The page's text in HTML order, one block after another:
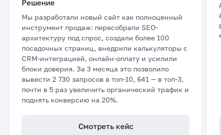
Смотреть кейс
Решение
Мы разработали новый сайт как полноценный
инструмент продаж: пересобрали SEO-
архитектуру под спрос, создали более 100
посадочных страниц, внедрили калькуляторы с
CRM-интеграцией, онлайн-оплату и усилили
блоки доверия. За 3 месяца это позволило
вывести 2 730 запросов в топ-10, 641 — в топ-3,
почти в 5 раз увеличить органический трафик и
поднять конверсию на 20%.